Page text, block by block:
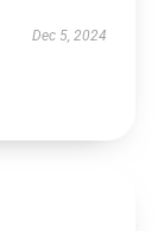
Dec 5, 2024